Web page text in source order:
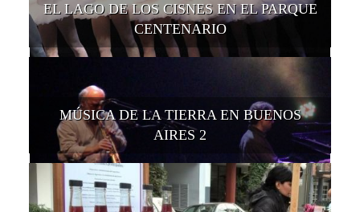
EL LAGO DE LOS CISNES EN EL PARQUE
CENTENARIO
MÚSICA DE LA TIERRA EN BUENOS
AIRES 2